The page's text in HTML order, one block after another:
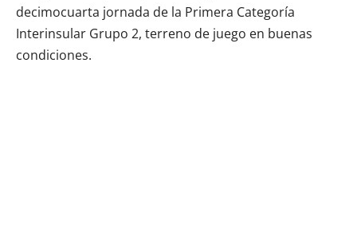
decimocuarta jornada de la Primera Categoría
Interinsular Grupo 2, terreno de juego en buenas
condiciones.